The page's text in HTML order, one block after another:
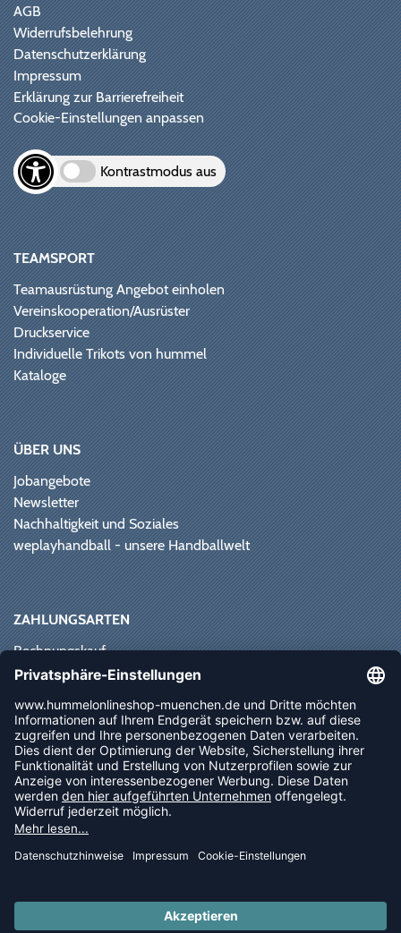
AGB
Widerrufsbelehrung
Datenschutzerklärung
Impressum
Erklärung zur Barrierefreiheit
Cookie-Einstellungen anpassen
Kontrastmodus aus
TEAMSPORT
Teamausrüstung Angebot einholen
Vereinskooperation/Ausrüster
Druckservice
Individuelle Trikots von hummel
Kataloge
ÜBER UNS
Jobangebote
Newsletter
Nachhaltigkeit und Soziales
weplayhandball - unsere Handballwelt
ZAHLUNGSARTEN
Rechnungskauf
Paypal
Vorkasse
Sofortüberweisung
NEWSLETTER